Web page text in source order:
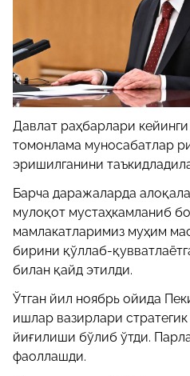
Давлат раҳбарлари
томонлама муносабатлар
эришилганини
Барча даражаларда
мулоқот мустаҳкамланиб
мамлакатларимиз муҳим
бирини қўллаб-
билан қайд этилди.
Ўтган йил ноябрь ойида
ишлар вазирлари
йиғилиши бўлиб ўтди.
фаоллашди.